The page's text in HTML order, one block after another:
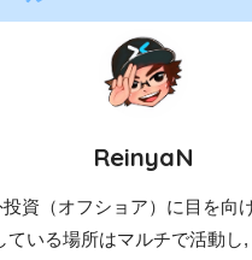
ReinyaN
資（オフショア）に目を向
ている場所はマルチで活動し